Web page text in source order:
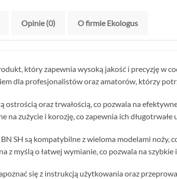
Opinie (0) O firmie Ekologus
który zapewnia wysoką jakość i precyzję w
dla profesjonalistów oraz amatorów, którzy
ostrością oraz trwałością, co pozwala na
na zużycie i korozję, co zapewnia ich długotrwałe
SH są kompatybilne z wieloma modelami noży,
z myślą o łatwej wymianie, co pozwala na
się z instrukcją użytkowania oraz